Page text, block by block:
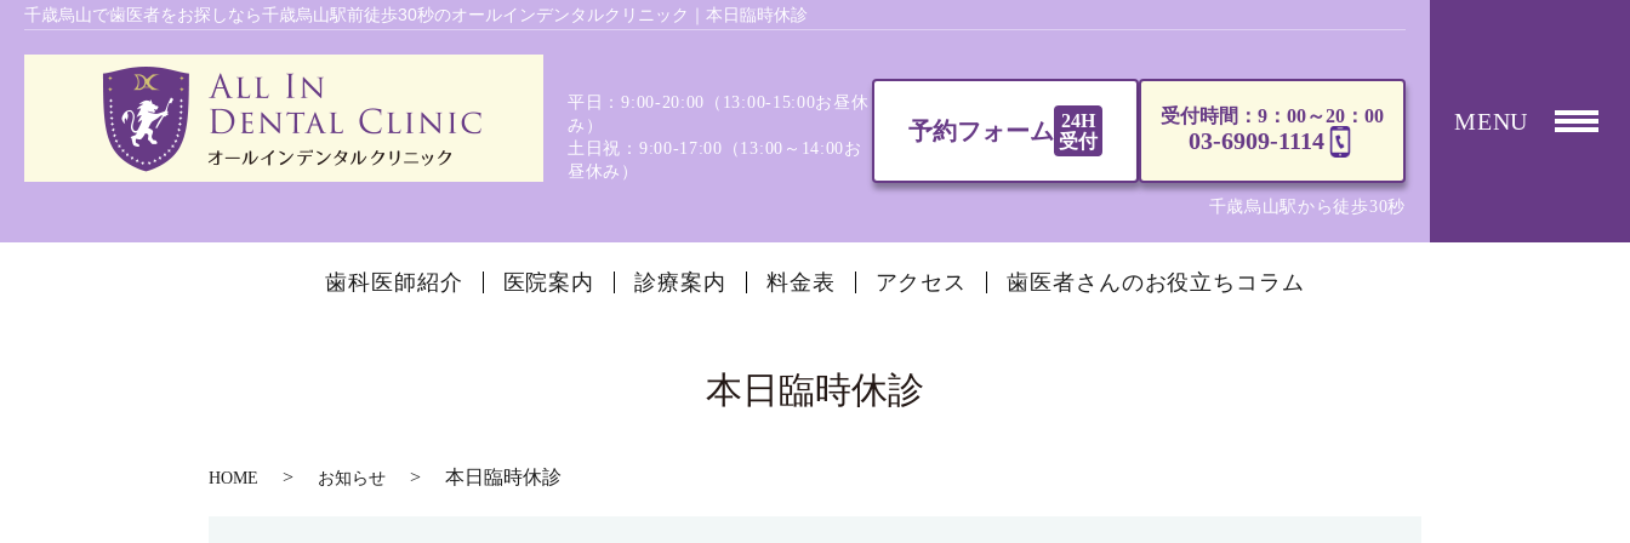
千歳烏山で歯医者をお探しなら千歳烏山駅前徒歩30秒のオールインデンタルクリニック｜本日臨時休診
平日：9:00-20:00（13:00‐15:00お昼休
み）
土日祝：9:00-17:00（13:00～14:00お
昼休み）
予約フォーム 24H
受付
受付時間：9：00～20：00
03-6909-1114
千歳烏山駅から徒歩30秒
MENU
歯科医師紹介 医院案内 診療案内 料金表 アクセス 歯医者さんのお役立ちコラム
本日臨時休診
HOME お知らせ 本日臨時休診